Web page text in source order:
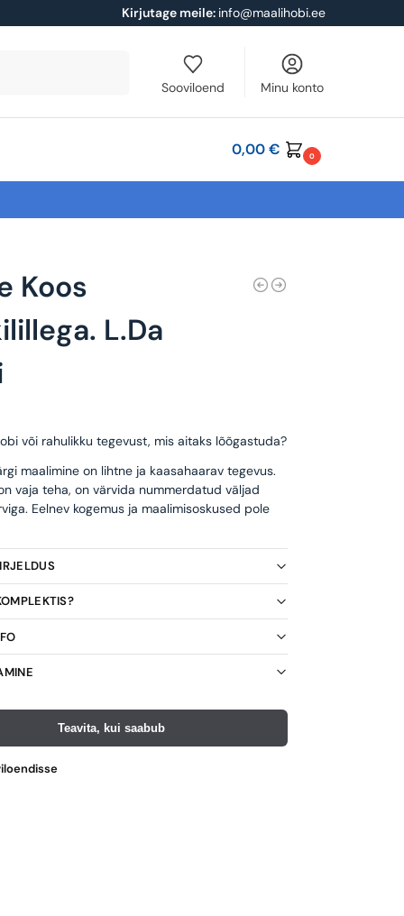
Kirjutage meile: info@maalihobi.ee
Sooviloend Minu konto
0,00€ 0
Koos
L.Da
või rahulikku tegevust, mis aitaks lõõgastuda?
maalimine on lihtne ja kaasahaarav tegevus.
vaja teha, on värvida nummerdatud väljad
Eelnev kogemus ja maalimisoskused pole
Teavita, kui saabub